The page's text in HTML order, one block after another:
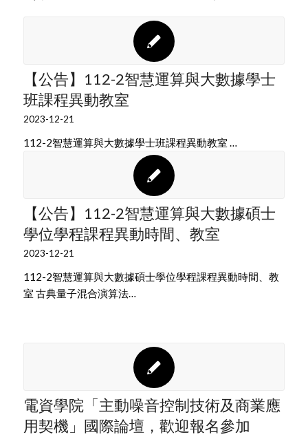
【公告】112-2智慧運算與大數據學士
班課程異動教室
2023-12-21
112-2智慧運算與大數據學士班課程異動教室 …
【公告】112-2智慧運算與大數據碩士
學位學程課程異動時間、教室
2023-12-21
112-2智慧運算與大數據碩士學位學程課程異動時間、教
室 古典量子混合演算法…
電資學院「主動噪音控制技術及商業應
用契機」國際論壇，歡迎報名參加